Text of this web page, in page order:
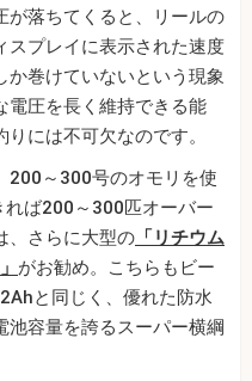
が落ちてくると、リールの
スプレイに表示された速度
か巻けていないという現象
電圧を長く維持できる能
には不可欠なのです。
200～300号のオモリを使
ば200～300匹オーバー
、さらに大型の 「リチウム
がお勧め。こちらもビー
と同じく、優れた防水
容量を誇るスーパー横綱